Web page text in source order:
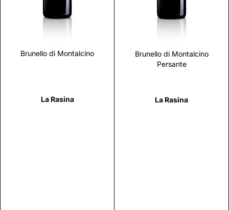
Brunello di Montalcino
La Rasina
Brunello di Montalcino
Persante
La Rasina